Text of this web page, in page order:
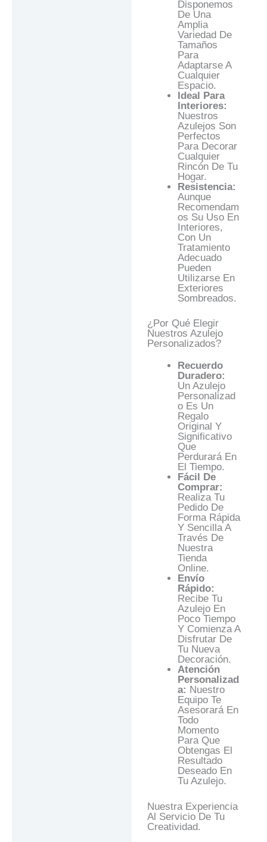
Disponemos
De Una
Amplia
Variedad De
Tamaños
Para
Adaptarse A
Cualquier
Espacio.
Ideal Para
Interiores:
Nuestros
Azulejos Son
Perfectos
Para Decorar
Cualquier
Rincón De Tu
Hogar.
Resistencia:
Aunque
Recomendam
Os Su Uso En
Interiores,
Con Un
Tratamiento
Adecuado
Pueden
Utilizarse En
Exteriores
Sombreados.
¿Por Qué Elegir
Nuestros Azulejo
Personalizados?
Recuerdo
Duradero:
Un Azulejo
Personalizad
O Es Un
Regalo
Original Y
Significativo
Que
Perdurará En
El Tiempo.
Fácil De
Comprar:
Realiza Tu
Pedido De
Forma Rápida
Y Sencilla A
Través De
Nuestra
Tienda
Online.
Envío
Rápido:
Recibe Tu
Azulejo En
Poco Tiempo
Y Comienza A
Disfrutar De
Tu Nueva
Decoración.
Atención
Personalizad
A: Nuestro
Equipo Te
Asesorará En
Todo
Momento
Para Que
Obtengas El
Resultado
Deseado En
Tu Azulejo.
Nuestra Experiencia
Al Servicio De Tu
Creatividad.